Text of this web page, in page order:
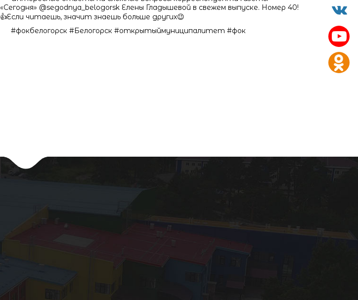
«Сегодня» @segodnya_belogorsk Елены Гладышевой в свежем выпуске. Номер 40!
👍Если читаешь, значит знаешь больше других😉
#фокбелогорск #Белогорск #открытыймуниципалитет #фок